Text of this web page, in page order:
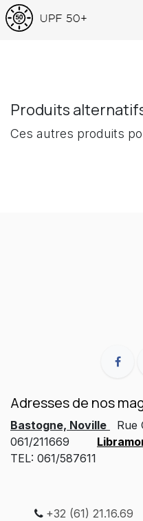
Produits
Ces autres produits
Adresses de nos
Bastogne, Noville
Rue
061/211669
TEL: 061/587611
+32 (61) 21.16.69